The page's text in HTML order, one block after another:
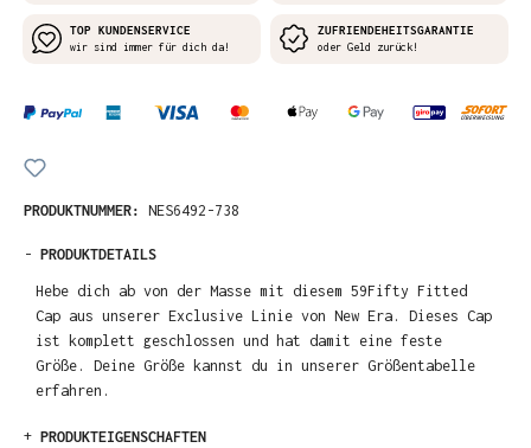
TOP KUNDENSERVICE
wir sind immer für dich da!
ZUFRIENDEHEITSGARANTIE
oder Geld zurück!
PRODUKTNUMMER: NES6492-738
- PRODUKTDETAILS
Hebe dich ab von der Masse mit diesem 59Fifty Fitted
Cap aus unserer Exclusive Linie von New Era. Dieses Cap
ist komplett geschlossen und hat damit eine feste
Größe. Deine Größe kannst du in unserer Größentabelle
erfahren.
+ PRODUKTEIGENSCHAFTEN